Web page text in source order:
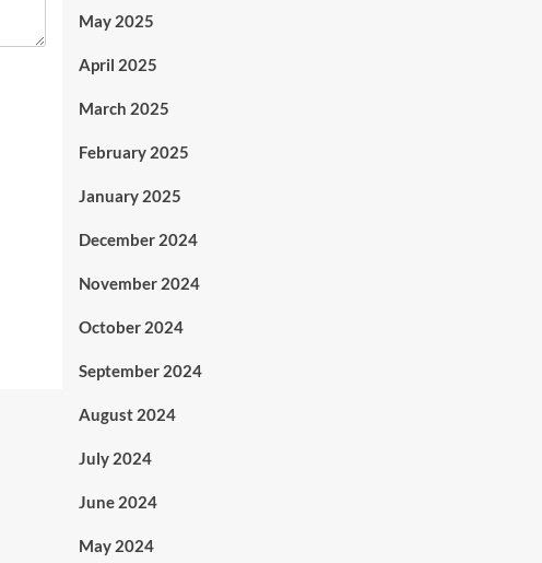
May 2025
April 2025
March 2025
February 2025
January 2025
December 2024
November 2024
October 2024
September 2024
August 2024
July 2024
June 2024
May 2024